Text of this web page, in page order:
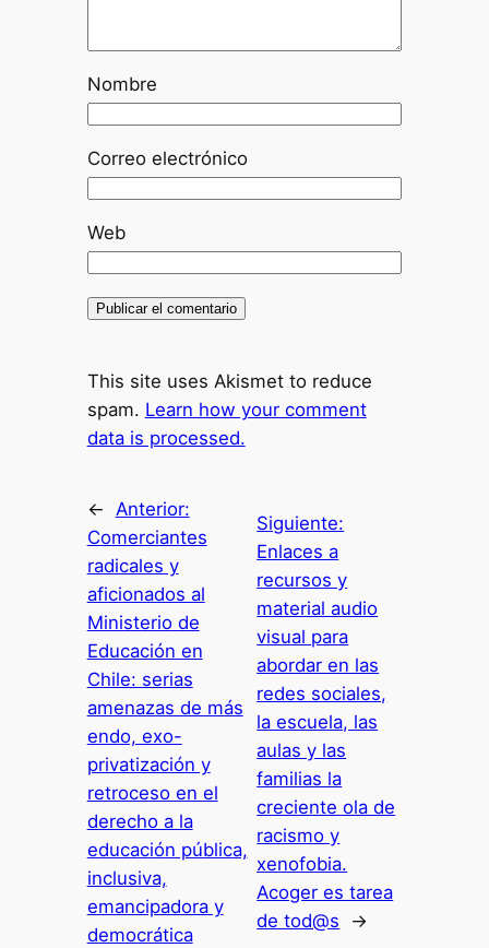
Nombre
Correo electrónico
Web
This site uses Akismet to reduce
spam. Learn how your comment
data is processed.
← Anterior:
Comerciantes
radicales y
aficionados al
Ministerio de
Educación en
Chile: serias
amenazas de más
endo, exo-
privatización y
retroceso en el
derecho a la
educación pública,
inclusiva,
emancipadora y
democrática
Siguiente:
Enlaces a
recursos y
material audio
visual para
abordar en las
redes sociales,
la escuela, las
aulas y las
familias la
creciente ola de
racismo y
xenofobia.
Acoger es tarea
de tod@s
→